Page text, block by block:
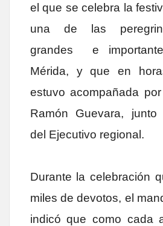
el que se celebra la
una de las
grandes e
Mérida, y que en
estuvo acompañada
Ramón Guevara, junto
del Ejecutivo regional.
Durante la celebración
miles de devotos, el
indicó que como cada